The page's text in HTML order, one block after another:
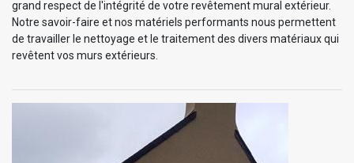
grand respect de l'intégrité de votre revêtement mural extérieur.
Notre savoir-faire et nos matériels performants nous permettent
de travailler le nettoyage et le traitement des divers matériaux qui
revêtent vos murs extérieurs.